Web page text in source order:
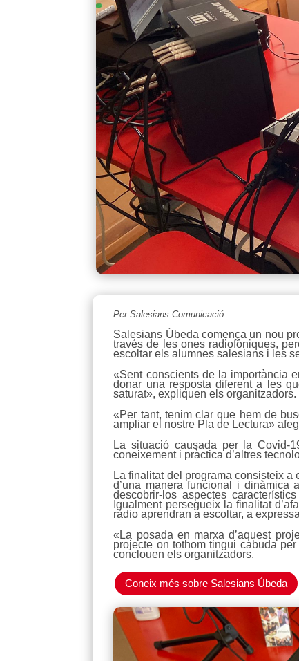
Per Salesians Comunicació
Salesians Úbeda comença un nou
través de les ones radiofòniques,
escoltar els alumnes salesians i les
«Sent conscients de la importància
donar una resposta diferent a les
saturat», expliquen els organitzadors.
«Per tant, tenim clar que hem de
ampliar el nostre Pla de Lectura»
La situació causada per la Covid-
coneixement i pràctica d’altres
La finalitat del programa consisteix a
d’una manera funcional i dinàmica
descobrir-los aspectes
Igualment persegueix la finalitat
ràdio aprendran a escoltar, a
«La posada en marxa d’aquest
projecte on tothom tingui cabuda
conclouen els organitzadors.
Coneix més sobre Salesians Úbeda